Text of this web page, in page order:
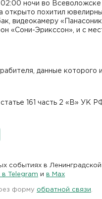
02:00 ночи во
открыто похитил
видеокамеру
«Сони-Эрикссон», и с
данные которого
161 часть 2 «В» УК
событиях в
в Telegram и в Maх
форму обратной связи